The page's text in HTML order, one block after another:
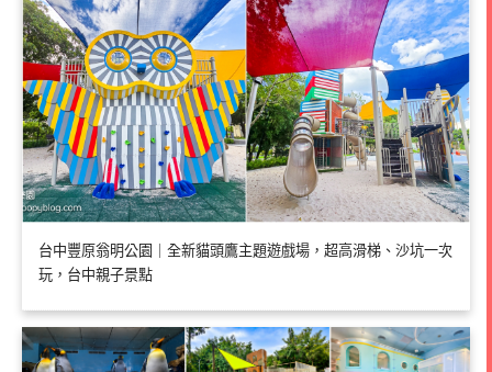
台中豐原翁明公園｜全新貓頭鷹主題遊戲場，超高滑梯、沙坑一次
玩，台中親子景點